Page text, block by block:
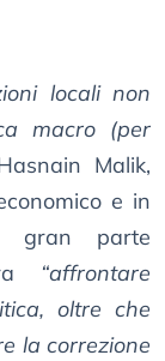
locali non
macro (per
Malik,
e in
gran parte
“affrontare
oltre che
la correzione